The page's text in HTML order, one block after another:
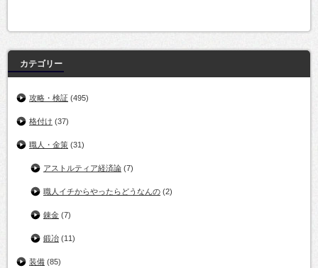
カテゴリー
攻略・検証 (495)
格付け (37)
職人・金策 (31)
アストルティア経済論 (7)
職人イチからやったらどうなんの (2)
錬金 (7)
鍛冶 (11)
装備 (85)